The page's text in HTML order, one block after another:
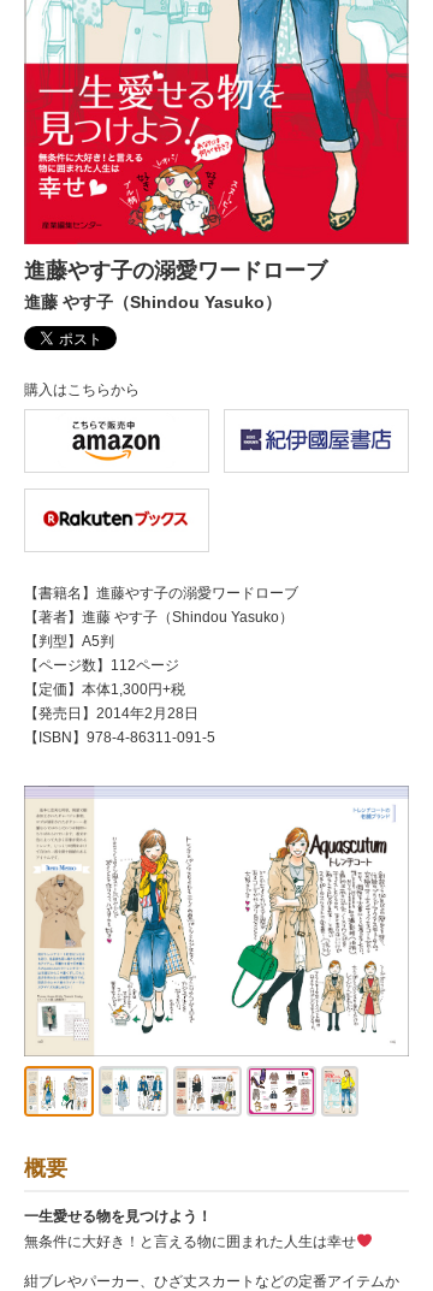
進藤やす子の溺愛ワードローブ
進藤 やす子（Shindou Yasuko）
購入はこちらから
【書籍名】進藤やす子の溺愛ワードローブ
【著者】進藤 やす子（Shindou Yasuko）
【判型】A5判
【ページ数】112ページ
【定価】本体1,300円+税
【発売日】2014年2月28日
【ISBN】978-4-86311-091-5
概要
一生愛せる物を見つけよう！
無条件に大好き！と言える物に囲まれた人生は幸せ
紺ブレやパーカー、ひざ丈スカートなどの定番アイテムか